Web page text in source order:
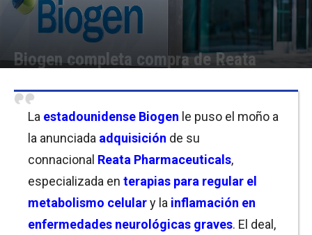
Biogen completa compra de Reata
La estadounidense Biogen le puso el moño a
la anunciada adquisición de su
connacional Reata Pharmaceuticals,
especializada en terapias para regular el
metabolismo celulary la inflamación en
enfermedades neurológicas graves. El deal,